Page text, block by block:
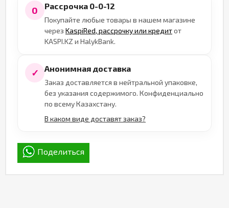
0 Рассрочка 0-0-12
Покупайте любые товары в нашем магазине
через KaspiRed, рассрочку или кредитот
KASPI.KZ и HalykBank.
✓ Анонимная доставка
Заказ доставляется в нейтральной упаковке,
без указания содержимого. Конфиденциально
по всему Казахстану.
В каком виде доставят заказ?
Поделиться